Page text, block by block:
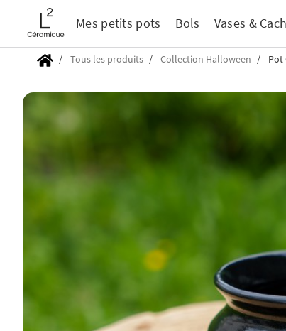
Mes petits pots Bols Vases &
Tous les produits Collection Halloween Pot